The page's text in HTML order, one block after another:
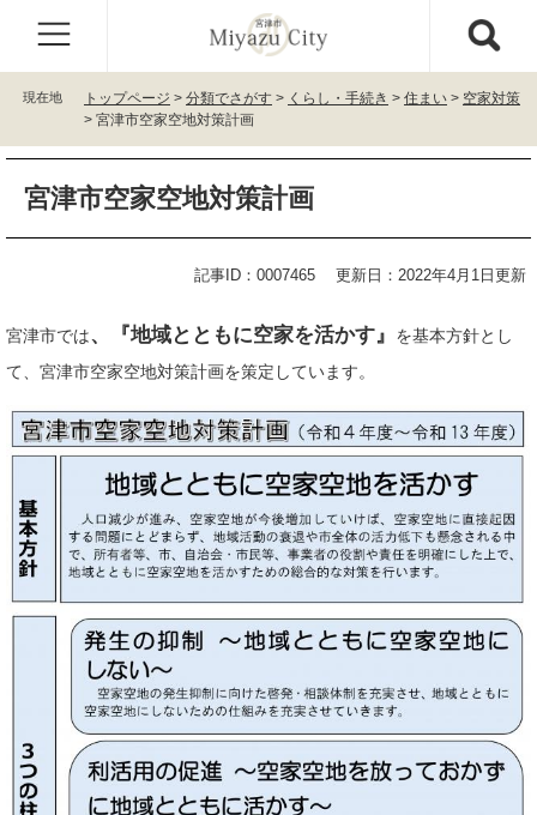
で
ば
本
現在地 トップページ > 分類でさがす > くらし・手続き > 住まい > 空家対策
> 宮津市空家空地対策計画
宮津市空家空地対策計画
記事ID：0007465 更新日：2022年4月1日更新
宮津市では、『地域とともに空家を活かす』
を基本方針とし
て、宮津市空家空地対策計画を策定しています。